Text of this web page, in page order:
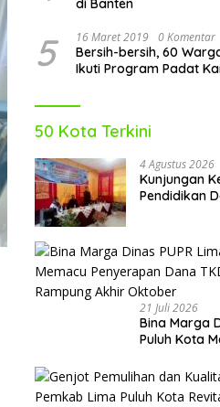
di Banten
5 16 Maret 2019 0 Komentar
Bersih-bersih, 60
Ikuti Program Padat
50 Kota Terkini
4 Agustus 2026
Kunjungan
Pendidikan
Optimis
21 Juli 2026
Bina Marga
Puluh Kota
Targetkan
Oktober